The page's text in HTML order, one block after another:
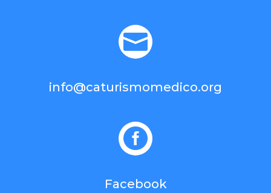

info@caturismomedico.org

Facebook